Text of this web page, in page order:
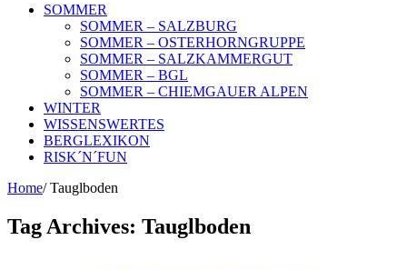
SOMMER
SOMMER – SALZBURG
SOMMER – OSTERHORNGRUPPE
SOMMER – SALZKAMMERGUT
SOMMER – BGL
SOMMER – CHIEMGAUER ALPEN
WINTER
WISSENSWERTES
BERGLEXIKON
RISK´N´FUN
Home/ Tauglboden
Tag Archives: Tauglboden